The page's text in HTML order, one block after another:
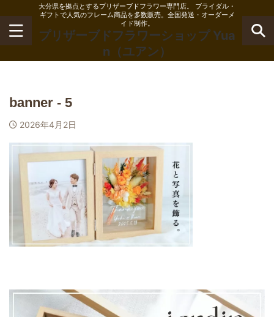
大分県を拠点とするプリザーブドフラワー専門店。 ブライダル・
ギフトで人気のフレーム商品を多数販売。全国発送・オーダーメ
イド制作。
プリザーブドフラワーショップ Yua
n（ユアン）
banner - 5
2026年4月2日